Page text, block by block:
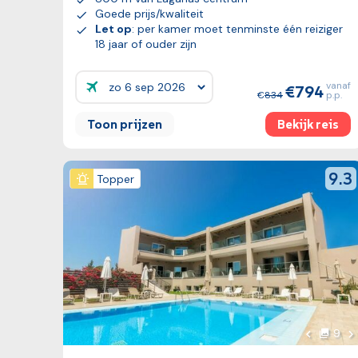
Goede prijs/kwaliteit
Let op: per kamer moet tenminste één reiziger
18 jaar of ouder zijn
Prijzen: 834 794vanaf
p.p.
Toon prijzen Bekijk reis
Topper 9.3
Bekijk reis
Vorige
9